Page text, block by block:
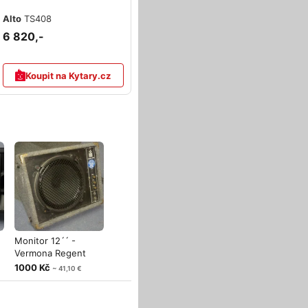
Alto TS408
6 820,-
Koupit na Kytary.cz
Monitor 12´´ -
Vermona Regent
1000 Kč ~ 41,10 €